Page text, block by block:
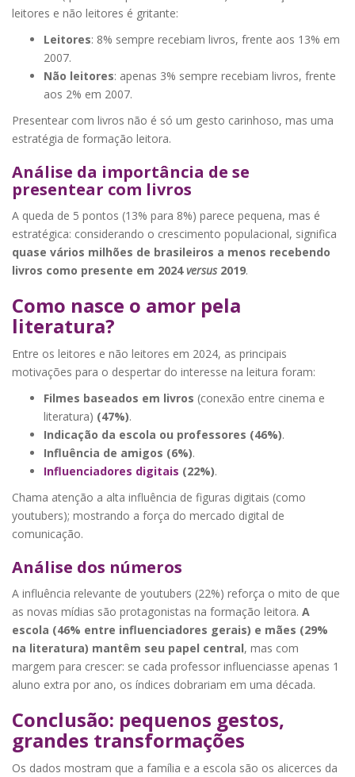
leitores e não leitores é gritante:
Leitores: 8% sempre recebiam livros, frente aos 13% em
2007.
Não leitores: apenas 3% sempre recebiam livros, frente
aos 2% em 2007.
Presentear com livros não é só um gesto carinhoso, mas uma
estratégia de formação leitora.
Análise da importância de se
presentear com livros
A queda de 5 pontos (13% para 8%) parece pequena, mas é
estratégica: considerando o crescimento populacional, significa
quase vários milhões de brasileiros a menos recebendo
livros como presente em 2024versus 2019.
Como nasce o amor pela
literatura?
Entre os leitores e não leitores em 2024, as principais
motivações para o despertar do interesse na leitura foram:
Filmes baseados em livros (conexão entre cinema e
literatura) (47%).
Indicação da escola ou professores (46%).
Influência de amigos (6%).
Influenciadores digitais (22%).
Chama atenção a alta influência de figuras digitais (como
youtubers); mostrando a força do mercado digital de
comunicação.
Análise dos números
A influência relevante de youtubers (22%) reforça o mito de que
as novas mídias são protagonistas na formação leitora. A
escola (46% entre influenciadores gerais) e mães (29%
na literatura) mantêm seu papel central, mas com
margem para crescer: se cada professor influenciasse apenas 1
aluno extra por ano, os índices dobrariam em uma década.
Conclusão: pequenos gestos,
grandes transformações
Os dados mostram que a família e a escola são os alicerces da